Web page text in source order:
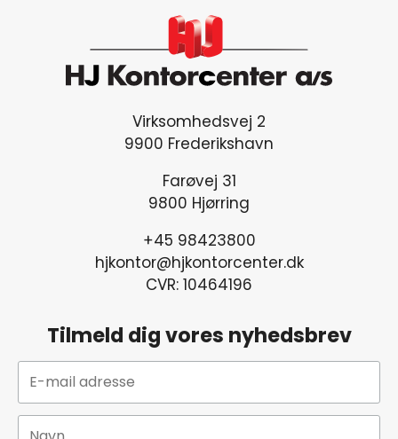
Virksomhedsvej 2
9900 Frederikshavn
Farøvej 31
9800 Hjørring
+45 98423800
hjkontor@hjkontorcenter.dk
CVR: 10464196
Tilmeld dig vores nyhedsbrev